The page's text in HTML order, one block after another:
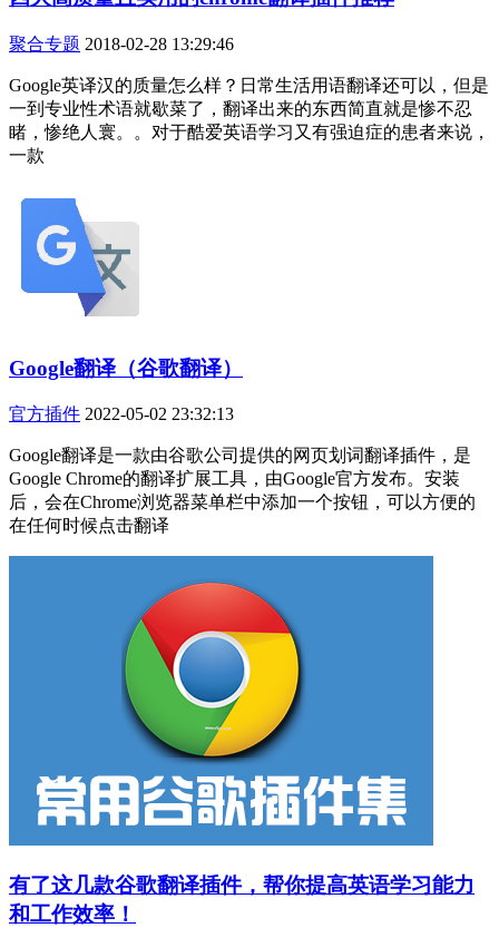
聚合专题 2018-02-28 13:29:46
Google英译汉的质量怎么样？日常生活用语翻译还可以，但是
一到专业性术语就歇菜了，翻译出来的东西简直就是惨不忍
睹，惨绝人寰。。对于酷爱英语学习又有强迫症的患者来说，
一款
Google翻译（谷歌翻译）
官方插件 2022-05-02 23:32:13
Google翻译是一款由谷歌公司提供的网页划词翻译插件，是
Google Chrome的翻译扩展工具，由Google官方发布。安装
后，会在Chrome浏览器菜单栏中添加一个按钮，可以方便的
在任何时候点击翻译
有了这几款谷歌翻译插件，帮你提高英语学习能力
和工作效率！